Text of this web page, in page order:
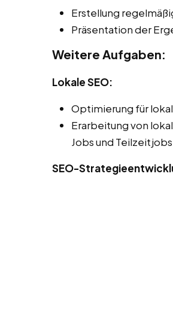
Erstellung
Präsentation der
Weitere Aufgaben:
Lokale SEO:
Optimierung für
Erarbeitung von
Jobs und
SEO-